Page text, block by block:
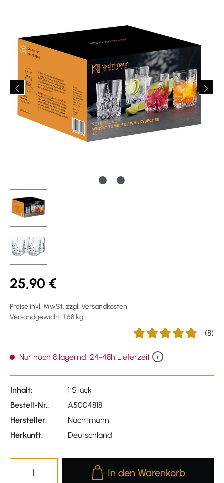
25,90 €
Preise inkl. MwSt. zzgl. Versandkosten
Versandgewicht: 1.68 kg
(8)
Nur noch 8 lagernd, 24-48h Lieferzeit
Inhalt:
1 Stück
Bestell-Nr.:
A5004818
Hersteller:
Nachtmann
Herkunft:
Deutschland
Produkt Anzahl: Gib den
In den Warenkorb